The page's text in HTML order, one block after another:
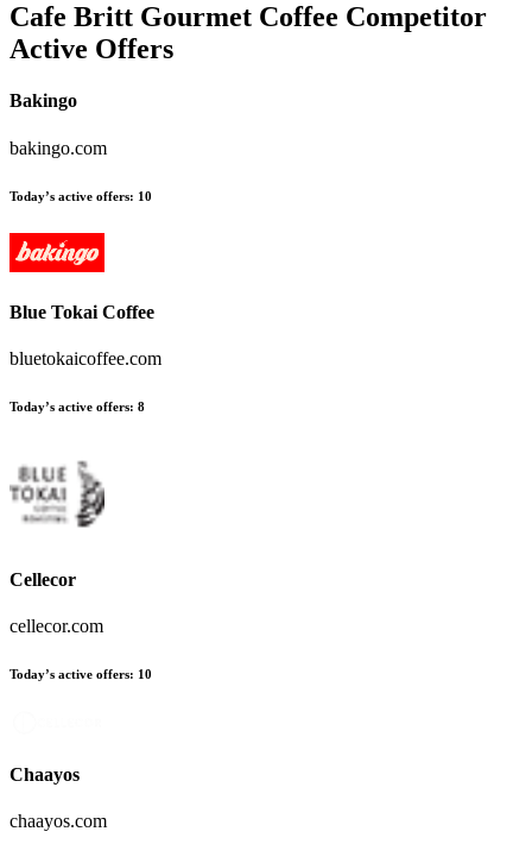
Cafe Britt Gourmet Coffee Competitor
Active Offers
Bakingo
bakingo.com
Today’s active offers: 10
Blue Tokai Coffee
bluetokaicoffee.com
Today’s active offers: 8
Cellecor
cellecor.com
Today’s active offers: 10
Chaayos
chaayos.com